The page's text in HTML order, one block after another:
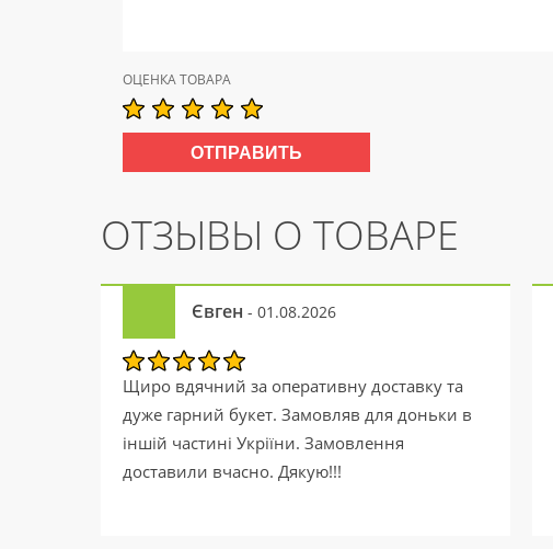
ОЦЕНКА ТОВАРА
ОТЗЫВЫ О ТОВАРЕ
Євген - 01.08.2026
Щиро вдячний за оперативну доставку та
дуже гарний букет. Замовляв для доньки в
іншій частині Укріїни. Замовлення
доставили вчасно. Дякую!!!